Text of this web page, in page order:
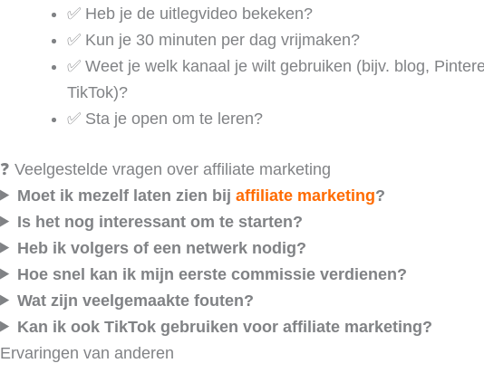
✅ Heb je de uitlegvideo bekeken?
✅ Kun je 30 minuten per dag vrijmaken?
✅ Weet je welk kanaal je wilt gebruiken (bijv. blog,
TikTok)?
✅ Sta je open om te leren?
❓ Veelgestelde vragen over affiliate marketing
Moet ik mezelf laten zien bijaffiliate marketing?
Is het nog interessant om te starten?
Heb ik volgers of een netwerk nodig?
Hoe snel kan ik mijn eerste commissie verdienen?
Wat zijn veelgemaakte fouten?
Kan ik ook TikTok gebruiken voor affiliate marketing?
Ervaringen van anderen